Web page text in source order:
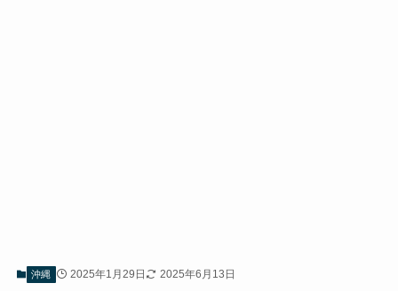
沖縄 2025年1月29日 2025年6月13日